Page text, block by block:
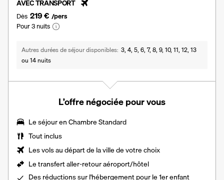
AVEC TRANSPORT
Dès 219 € /pers
Pour 3 nuits
Autres durées de séjour disponibles 3, 4, 5, 6, 7, 8, 9, 10, 11, 12, 13
ou 14 nuits
L’offre négociée pour vous
Le séjour en Chambre Standard
Tout inclus
Les vols au départ de la ville de votre choix
Letransfert aller-retour aéroport/hôtel
Des réductions sur l'hébergement pour le 1er enfant